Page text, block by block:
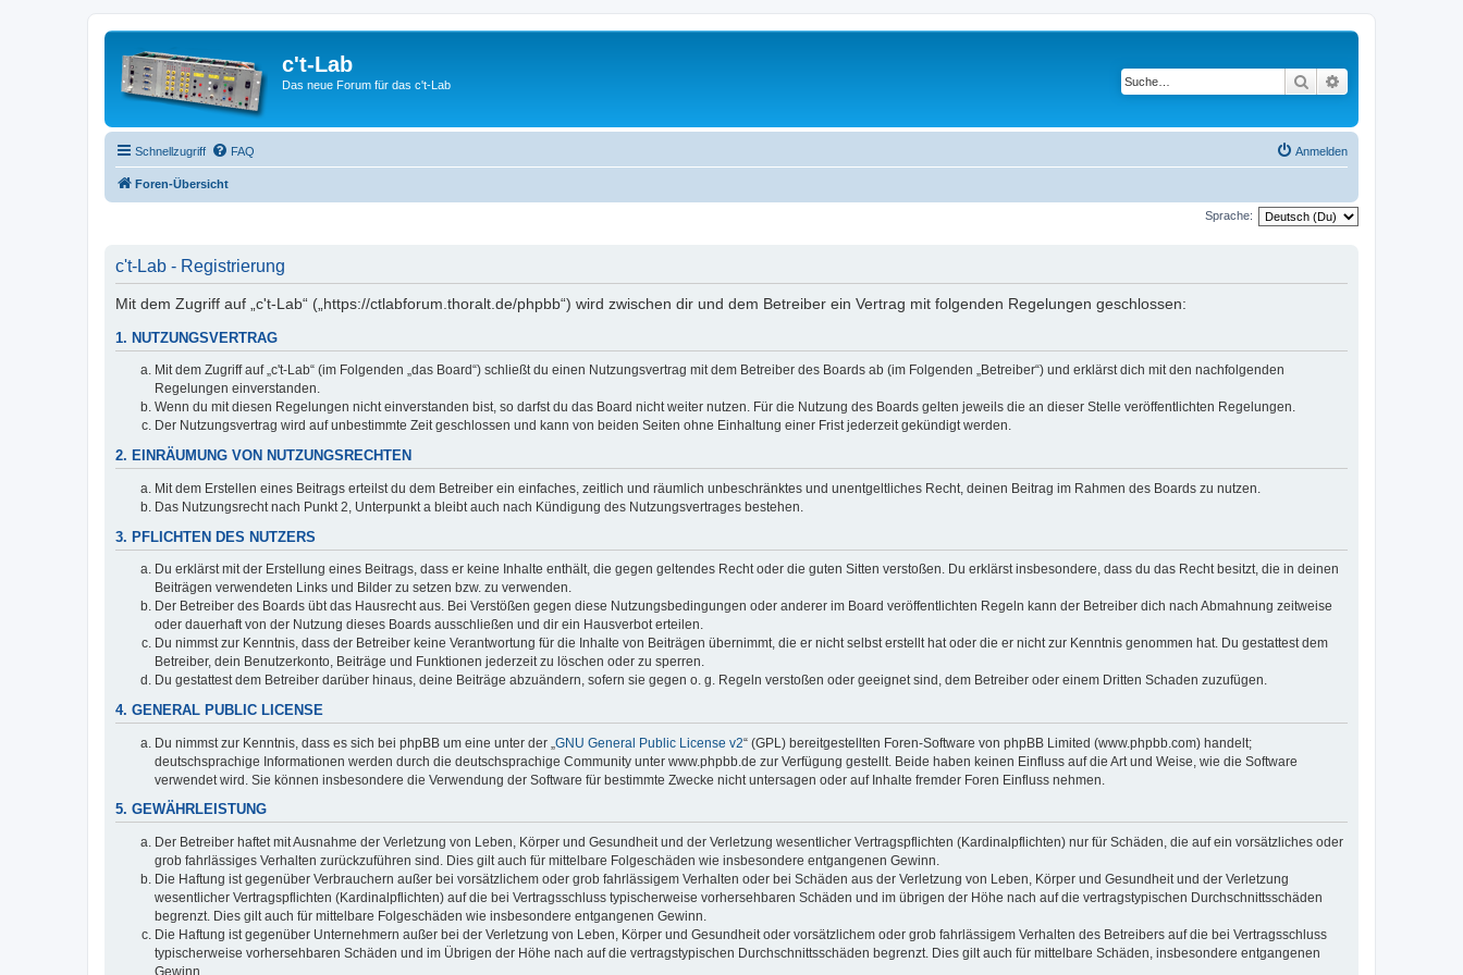
c't-Lab
Das neue Forum für das c't-Lab Suche
Schnellzugriff FAQ Anmelden
Foren-Übersicht
Sprache:
c't-Lab - Registrierung
Mit dem Zugriff auf „c't-Lab“ („https://ctlabforum.thoralt.de/phpbb“) wird zwischen dir und dem Betreiber ein Vertrag mit folgenden Regelungen geschlossen:
1. NUTZUNGSVERTRAG
Mit dem Zugriff auf „c't-Lab“ (im Folgenden „das Board“) schließt du einen Nutzungsvertrag mit dem Betreiber des Boards ab (im Folgenden „Betreiber“) und erklärst dich mit den nachfolgenden
Regelungen einverstanden.
Wenn du mit diesen Regelungen nicht einverstanden bist, so darfst du das Board nicht weiter nutzen. Für die Nutzung des Boards gelten jeweils die an dieser Stelle veröffentlichten Regelungen.
Der Nutzungsvertrag wird auf unbestimmte Zeit geschlossen und kann von beiden Seiten ohne Einhaltung einer Frist jederzeit gekündigt werden.
2. EINRÄUMUNG VON NUTZUNGSRECHTEN
Mit dem Erstellen eines Beitrags erteilst du dem Betreiber ein einfaches, zeitlich und räumlich unbeschränktes und unentgeltliches Recht, deinen Beitrag im Rahmen des Boards zu nutzen.
Das Nutzungsrecht nach Punkt 2, Unterpunkt a bleibt auch nach Kündigung des Nutzungsvertrages bestehen.
3. PFLICHTEN DES NUTZERS
Du erklärst mit der Erstellung eines Beitrags, dass er keine Inhalte enthält, die gegen geltendes Recht oder die guten Sitten verstoßen. Du erklärst insbesondere, dass du das Recht besitzt, die in deinen
Beiträgen verwendeten Links und Bilder zu setzen bzw. zu verwenden.
Der Betreiber des Boards übt das Hausrecht aus. Bei Verstößen gegen diese Nutzungsbedingungen oder anderer im Board veröffentlichten Regeln kann der Betreiber dich nach Abmahnung zeitweise
oder dauerhaft von der Nutzung dieses Boards ausschließen und dir ein Hausverbot erteilen.
Du nimmst zur Kenntnis, dass der Betreiber keine Verantwortung für die Inhalte von Beiträgen übernimmt, die er nicht selbst erstellt hat oder die er nicht zur Kenntnis genommen hat. Du gestattest dem
Betreiber, dein Benutzerkonto, Beiträge und Funktionen jederzeit zu löschen oder zu sperren.
Du gestattest dem Betreiber darüber hinaus, deine Beiträge abzuändern, sofern sie gegen o. g. Regeln verstoßen oder geeignet sind, dem Betreiber oder einem Dritten Schaden zuzufügen.
4. GENERAL PUBLIC LICENSE
Du nimmst zur Kenntnis, dass es sich bei phpBB um eine unter der „ GNU General Public License v2“ (GPL) bereitgestellten Foren-Software von phpBB Limited (www.phpbb.com) handelt;
deutschsprachige Informationen werden durch die deutschsprachige Community unter www.phpbb.de zur Verfügung gestellt. Beide haben keinen Einfluss auf die Art und Weise, wie die Software
verwendet wird. Sie können insbesondere die Verwendung der Software für bestimmte Zwecke nicht untersagen oder auf Inhalte fremder Foren Einfluss nehmen.
5. GEWÄHRLEISTUNG
Der Betreiber haftet mit Ausnahme der Verletzung von Leben, Körper und Gesundheit und der Verletzung wesentlicher Vertragspflichten (Kardinalpflichten) nur für Schäden, die auf ein vorsätzliches oder
grob fahrlässiges Verhalten zurückzuführen sind. Dies gilt auch für mittelbare Folgeschäden wie insbesondere entgangenen Gewinn.
Die Haftung ist gegenüber Verbrauchern außer bei vorsätzlichem oder grob fahrlässigem Verhalten oder bei Schäden aus der Verletzung von Leben, Körper und Gesundheit und der Verletzung
wesentlicher Vertragspflichten (Kardinalpflichten) auf die bei Vertragsschluss typischerweise vorhersehbaren Schäden und im übrigen der Höhe nach auf die vertragstypischen Durchschnittsschäden
begrenzt. Dies gilt auch für mittelbare Folgeschäden wie insbesondere entgangenen Gewinn.
Die Haftung ist gegenüber Unternehmern außer bei der Verletzung von Leben, Körper und Gesundheit oder vorsätzlichem oder grob fahrlässigem Verhalten des Betreibers auf die bei Vertragsschluss
typischerweise vorhersehbaren Schäden und im Übrigen der Höhe nach auf die vertragstypischen Durchschnittsschäden begrenzt. Dies gilt auch für mittelbare Schäden, insbesondere entgangenen
Gewinn.